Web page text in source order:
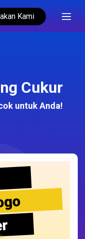
Kami
Cukur
untuk Anda!